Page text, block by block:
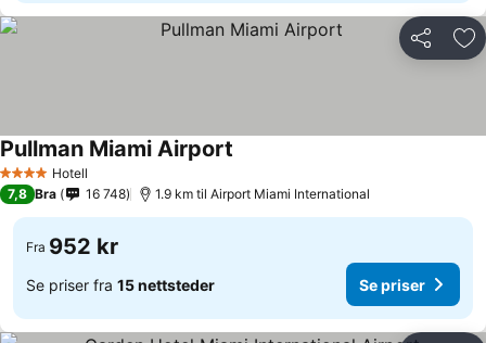
Del
4 StjernerHotell
Pullman Miami Airport
7,8 Bra 16 748 1.9 km til Airport Miami International
Fra 952 kr
Se priser fra 15 nettsteder Se priser